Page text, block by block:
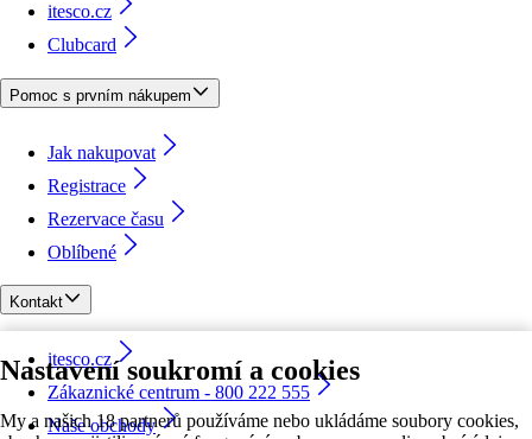
Nastavení soukromí a cookies
My a našich 18 partnerů používáme nebo ukládáme soubory cookies,
itesco.cz
Clubcard
Pomoc s prvním nákupem
Jak nakupovat
Registrace
Rezervace času
Oblíbené
Kontakt
itesco.cz
Zákaznické centrum - 800 222 555
Naše obchody